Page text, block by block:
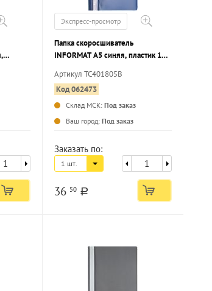
Экспресс-просмотр
Папка скоросшиватель
INFORMAT А5 синяя, пластик 180
Артикул TC401805B
Код 062473
Склад МСК: Под заказ
Ваш город: Под заказ
Заказать по:
1 шт.
36 50 a